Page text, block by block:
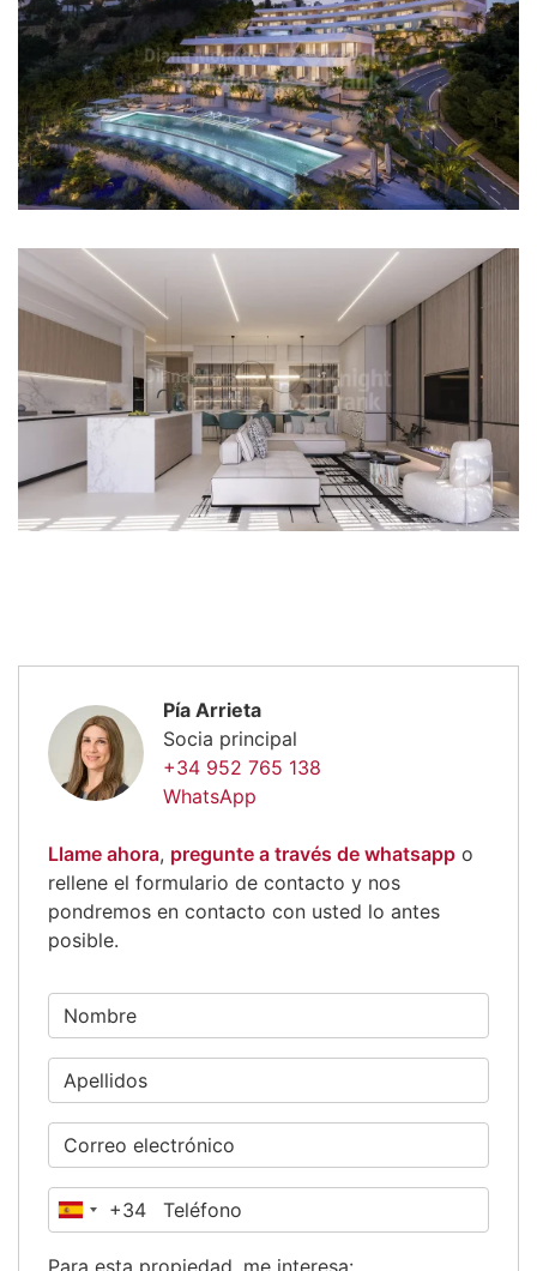
Pía Arrieta
Socia principal
+34 952 765 138
WhatsApp
Llame ahora, pregunte a través de whatsapp o
rellene el formulario de contacto y nos
pondremos en contacto con usted lo antes
posible.
España
+34
Para esta propiedad, me interesa: